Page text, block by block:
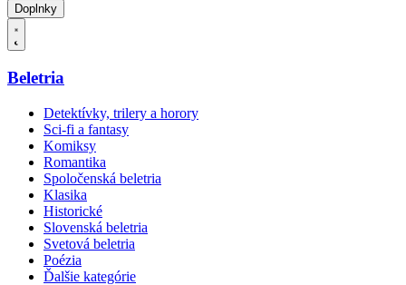
Doplnky
Beletria
Detektívky, trilery a horory
Sci-fi a fantasy
Komiksy
Romantika
Spoločenská beletria
Klasika
Historické
Slovenská beletria
Svetová beletria
Poézia
Ďalšie kategórie